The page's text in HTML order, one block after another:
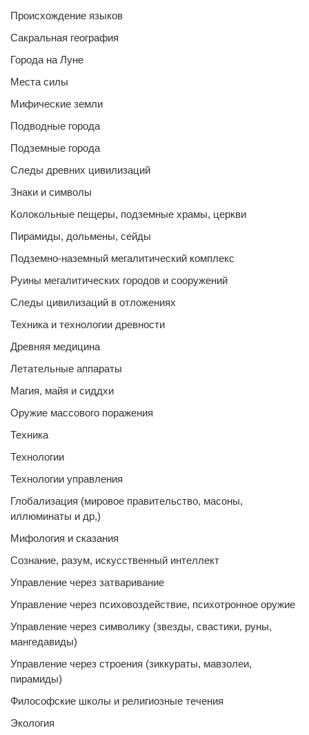
Происхождение языков
Сакральная география
Города на Луне
Места силы
Мифические земли
Подводные города
Подземные города
Следы древних цивилизаций
Знаки и символы
Колокольные пещеры, подземные храмы, церкви
Пирамиды, дольмены, сейды
Подземно-наземный мегалитический комплекс
Руины мегалитических городов и сооружений
Следы цивилизаций в отложениях
Техника и технологии древности
Древняя медицина
Летательные аппараты
Магия, майя и сиддхи
Оружие массового поражения
Техника
Технологии
Технологии управления
Глобализация (мировое правительство, масоны,
иллюминаты и др,)
Мифология и сказания
Сознание, разум, искусственный интеллект
Управление через затваривание
Управление через психовоздействие, психотронное оружие
Управление через символику (звезды, свастики, руны,
мангедавиды)
Управление через строения (зиккураты, мавзолеи,
пирамиды)
Философские школы и религиозные течения
Экология